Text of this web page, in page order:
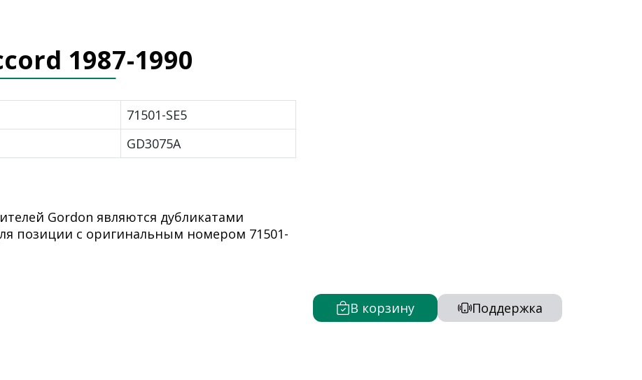
В корзину Поддержка
1987-1990
71501-SE5
GD3075A
Gordon являются дубликатами
позиции с оригинальным номером 71501-